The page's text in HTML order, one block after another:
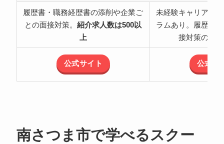
履歴書・職務経歴書の添削や企業ご
との面接対策。紹介求人数は500以
上
未経験キャリアチ
ラムあり。履歴書
接対策のサ
公式サイト 公式サ
南さつま市で学べるスクー